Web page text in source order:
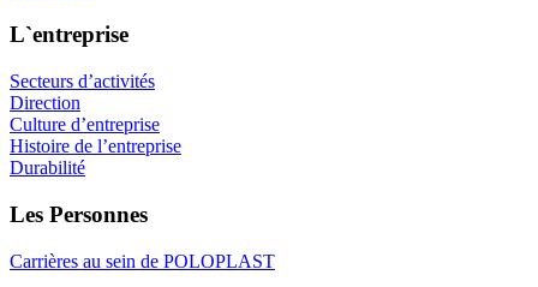
L`entreprise
Secteurs d’activités
Direction
Culture d’entreprise
Histoire de l’entreprise
Durabilité
Les Personnes
Carrières au sein de POLOPLAST